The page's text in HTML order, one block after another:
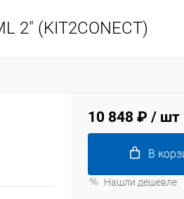
2" (KIT2CONECT)
10 848 ₽ / шт
В
Нашли дешевле